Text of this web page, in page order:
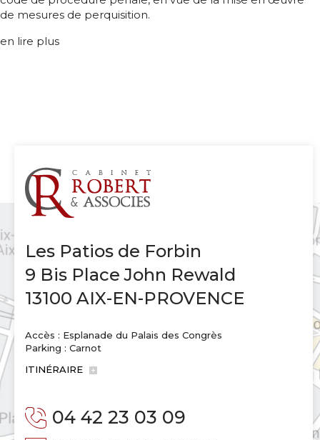
de mesures de perquisition.
en lire plus
Les Patios de Forbin
9 Bis Place John Rewald
13100 AIX-EN-PROVENCE
Accès : Esplanade du Palais des Congrès
Parking : Carnot
ITINÉRAIRE
04 42 23 03 09